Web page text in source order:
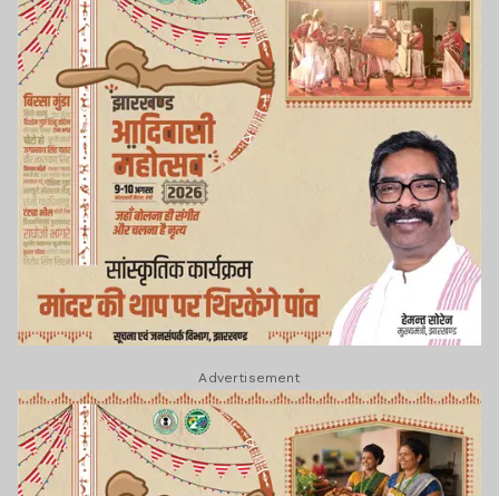
Advertisement